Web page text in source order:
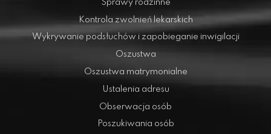
Sprawy rodzinne
Kontrola zwolnień lekarskich
Wykrywanie podsłuchów i zapobieganie inwigilacji
Oszustwa
Oszustwa matrymonialne
Ustalenia adresu
Obserwacja osób
Poszukiwania osób